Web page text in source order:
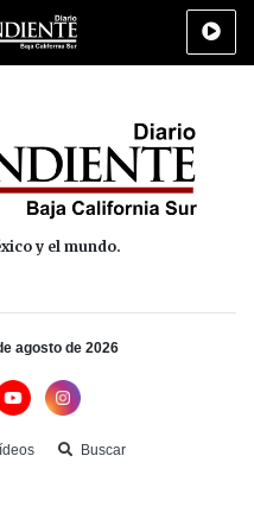
Deportes Cultura
y el mundo.
agosto de 2026
Buscar